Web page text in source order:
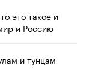
это такое и
и Россию
и тунцам